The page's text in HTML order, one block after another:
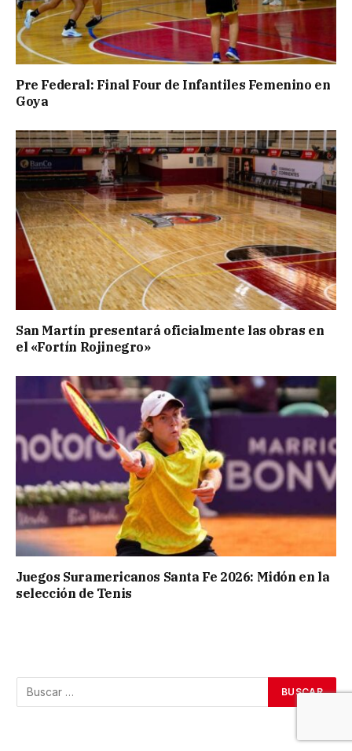
Pre Federal: Final Four de Infantiles Femenino en
Goya
San Martín presentará oficialmente las obras en
el «Fortín Rojinegro»
Juegos Suramericanos Santa Fe 2026: Midón en la
selección de Tenis